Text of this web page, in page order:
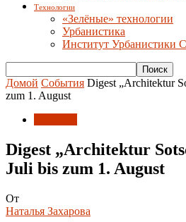
Технологии
«Зелёные» технологии
Урбанистика
Институт Урбанистики
Домой События Digest „Architektur
zum 1. August
Digest „Architektur
Juli bis zum 1. August
От
Наталья Захарова